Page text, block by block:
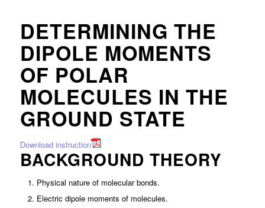
DETERMINING THE
DIPOLE MOMENTS
OF POLAR
MOLECULES IN THE
GROUND STATE
Download instruction
BACKGROUND THEORY
Physical nature of molecular bonds.
Electric dipole moments of molecules.